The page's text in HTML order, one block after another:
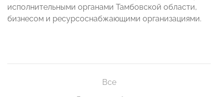
исполнительными органами Тамбовской области,
бизнесом и ресурсоснабжающими организациями.
Все